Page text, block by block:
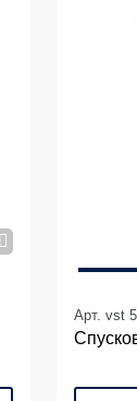
Арт. vst